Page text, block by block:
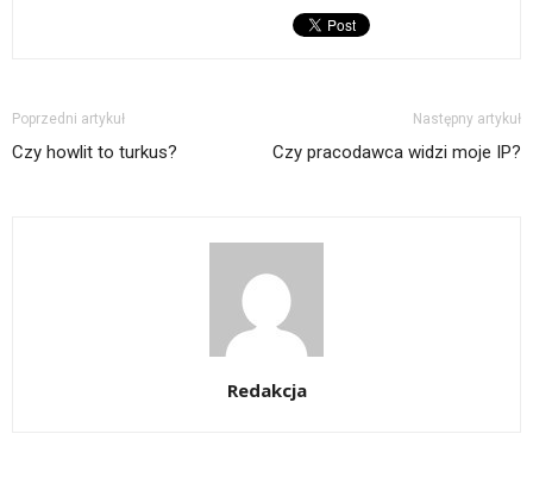
Poprzedni artykuł
Czy howlit to turkus?
Następny artykuł
Czy pracodawca widzi moje IP?
Redakcja